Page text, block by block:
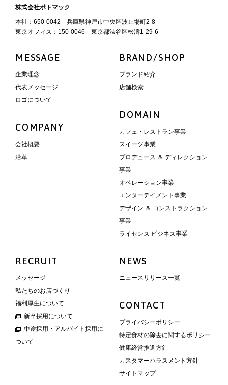
株式会社ポトマック
本社：650-0042 兵庫県神戸市中央区波止場町2-8
東京オフィス：150-0046 東京都渋谷区松濤1-29-6
MESSAGE
企業理念
代表メッセージ
ロゴについて
COMPANY
会社概要
沿革
BRAND/SHOP
ブランド紹介
店舗検索
DOMAIN
カフェ・レストラン事業
スイーツ事業
プロデュース ＆ ディレクション
事業
オペレーション事業
エンターテイメント事業
デザイン ＆ コンストラクション
事業
ライセンス ビジネス事業
RECRUIT
メッセージ
私たちのお店づくり
福利厚生について
新卒採用について
中途採用・アルバイト採用に
ついて
NEWS
ニュースリリース一覧
CONTACT
プライバシーポリシー
特定食材の除去に関するポリシー
健康経営推進方針
カスタマーハラスメント方針
サイトマップ